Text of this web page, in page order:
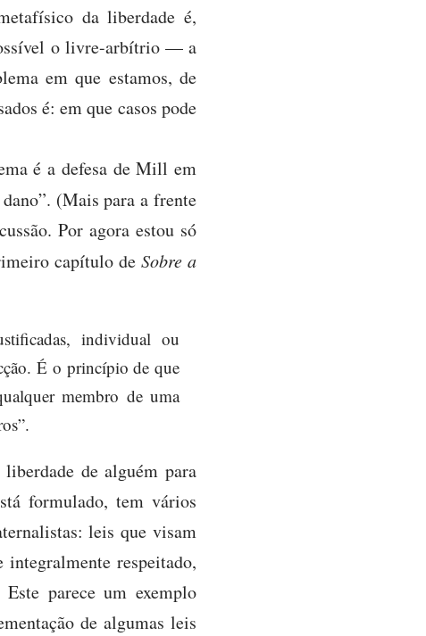
da liberdade é,
o livre-arbítrio — a
em que estamos, de
é: em que casos pode
é a defesa de Mill em
(Mais para a frente
Por agora estou só
capítulo de Sobre a
individual ou
É o princípio de que
membro de uma
de alguém para
formulado, tem vários
leis que visam
respeitado,
parece um exemplo
de algumas leis